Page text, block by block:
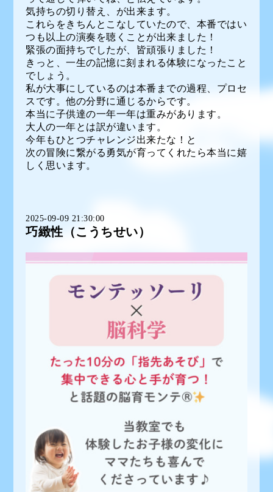
気持ちの切り替え、が出来ます。
これらをきちんとこなしていたので、本番ではい
つも以上の演奏を聴くことが出来ました！
緊張の面持ちでしたが、皆頑張りました！
きっと、一生の記憶に刻まれる体験になったこと
でしょう。
私が大事にしているのは本番までの過程、プロセ
スです。他の分野に通じるからです。
本当に子供達の一年一年は重みがあります。
大人の一年とは訳が違います。
今年もひとつチャレンジ出来たな！と
次の冒険に繋がる勇気が育ってくれたら本当に嬉
しく思います。
2025-09-09 21:30:00
巧緻性（こうちせい）